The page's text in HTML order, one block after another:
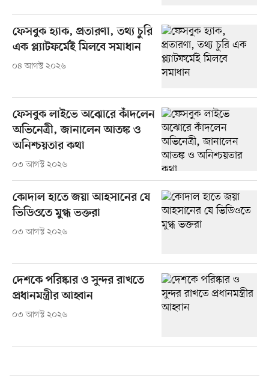
ফেসবুক হ্যাক, প্রতারণা, তথ্য চুরি
এক প্ল্যাটফর্মেই মিলবে সমাধান
০৪ আগস্ট ২০২৬
ফেসবুক লাইভে অঝোরে কাঁদলেন
অভিনেত্রী, জানালেন আতঙ্ক ও
অনিশ্চয়তার কথা
০৩ আগস্ট ২০২৬
কোদাল হাতে জয়া আহসানের যে
ভিডিওতে মুগ্ধ ভক্তরা
০৩ আগস্ট ২০২৬
দেশকে পরিষ্কার ও সুন্দর রাখতে
প্রধানমন্ত্রীর আহ্বান
০৩ আগস্ট ২০২৬